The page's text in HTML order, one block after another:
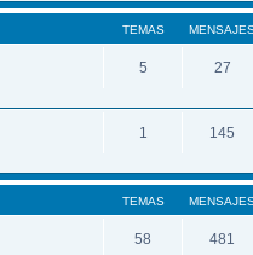
TEMAS
5 27
1 145
TEMAS
58 481